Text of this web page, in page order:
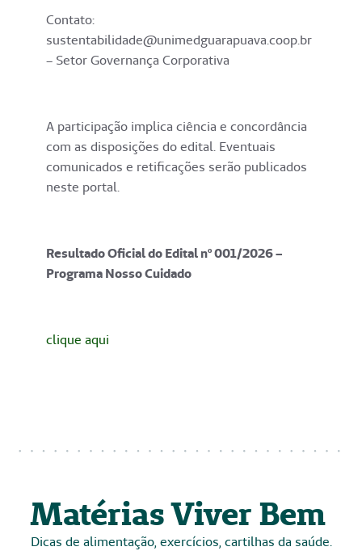
Contato:
sustentabilidade@unimedguarapuava.coop.br
– Setor Governança Corporativa
A participação implica ciência e concordância
com as disposições do edital. Eventuais
comunicados e retificações serão publicados
neste portal.
Resultado Oficial do Edital nº 001/2026 –
Programa Nosso Cuidado
clique aqui
Matérias Viver Bem
Dicas de alimentação, exercícios, cartilhas da saúde.